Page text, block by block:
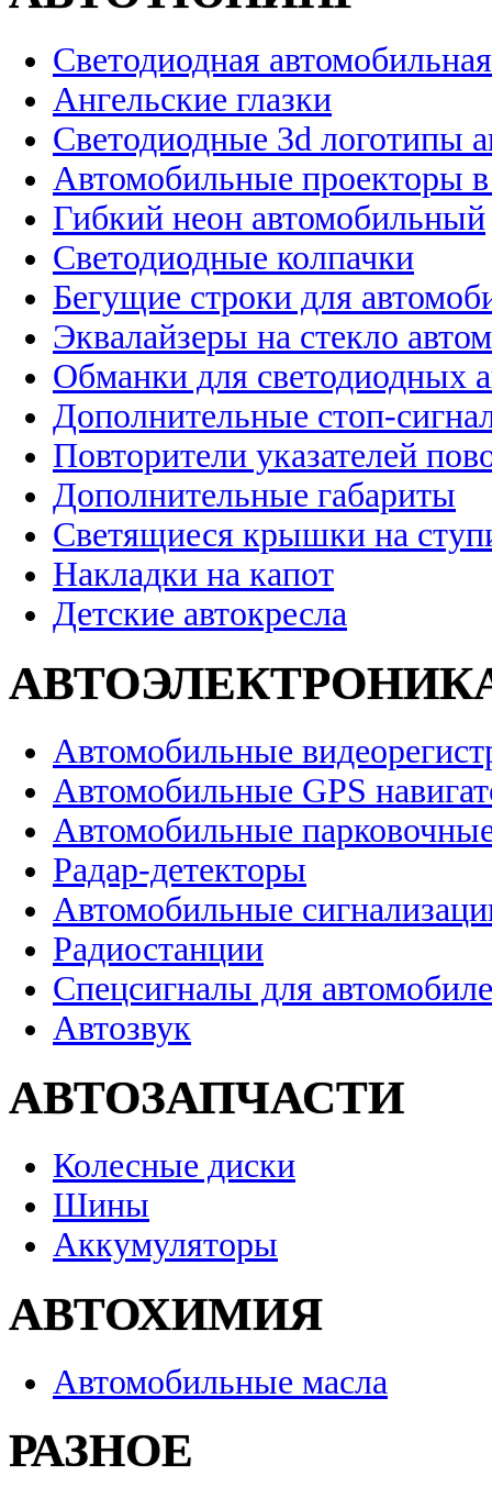
Светодиодная
Ангельские глазки
Светодиодные 3d логотипы
Автомобильные проекторы
Гибкий неон автомобильный
Светодиодные колпачки
Бегущие строки для
Эквалайзеры на стекло
Обманки для светодиодных
Дополнительные стоп-
Повторители указателей
Дополнительные габариты
Светящиеся крышки на
Накладки на капот
Детские автокресла
Автомобильные
Автомобильные GPS
Автомобильные
Радар-детекторы
Автомобильные
Радиостанции
Спецсигналы для
Автозвук
АВТОЗАПЧАСТИ
Колесные диски
Шины
Аккумуляторы
АВТОХИМИЯ
Автомобильные масла
РАЗНОЕ